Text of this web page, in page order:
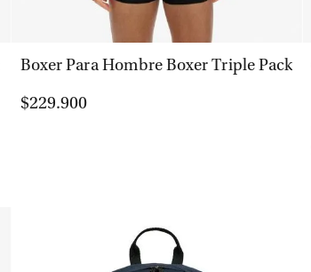
VISTA RÁPIDA
Boxer Para Hombre Boxer Triple Pack
$229.900